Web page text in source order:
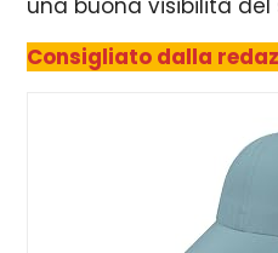
una buona visibilità
Consigliato dalla